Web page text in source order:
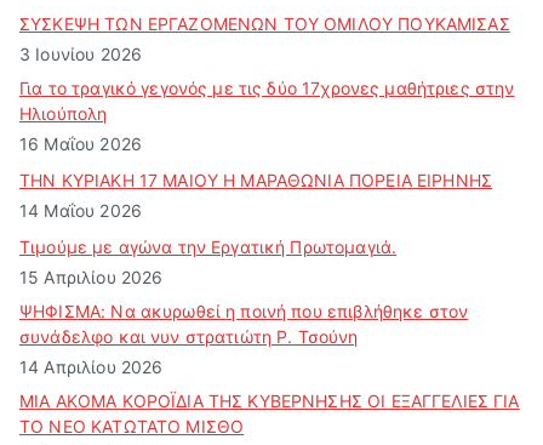
ΣΥΣΚΕΨΗ ΤΩΝ ΕΡΓΑΖΟΜΕΝΩΝ ΤΟΥ ΟΜΙΛΟΥ ΠΟΥΚΑΜΙΣΑΣ
3 Ιουνίου 2026
Για το τραγικό γεγονός με τις δύο 17χρονες μαθήτριες στην
Ηλιούπολη
16 Μαΐου 2026
ΤΗΝ ΚΥΡΙΑΚΗ 17 ΜΑΙΟΥ Η ΜΑΡΑΘΩΝΙΑ ΠΟΡΕΙΑ ΕΙΡΗΝΗΣ
14 Μαΐου 2026
Τιμούμε με αγώνα την Εργατική Πρωτομαγιά.
15 Απριλίου 2026
ΨΗΦΙΣΜΑ: Να ακυρωθεί η ποινή που επιβλήθηκε στον
συνάδελφο και νυν στρατιώτη Ρ. Τσούνη
14 Απριλίου 2026
ΜΙΑ ΑΚΟΜΑ ΚΟΡΟΪΔΙΑ ΤΗΣ ΚΥΒΕΡΝΗΣΗΣ ΟΙ ΕΞΑΓΓΕΛΙΕΣ ΓΙΑ
ΤΟ ΝΕΟ ΚΑΤΩΤΑΤΟ ΜΙΣΘΟ